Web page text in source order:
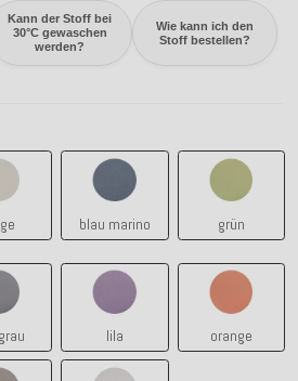
Kann der Stoff bei
30°C gewaschen
werden?
Wie kann ich den
Stoff bestellen?
blau marino
blau marino
grün
grün
grau
lila
lila
orange
orange
tabacco weiß